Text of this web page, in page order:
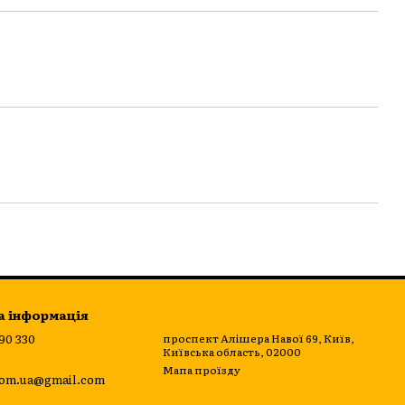
інформація
330
проспект Алішера Навої 69, Київ,
Київська область, 02000
Мапа проїзду